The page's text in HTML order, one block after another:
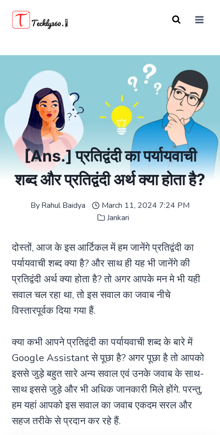
[Ans.] प्रतिद्वंदी का पर्यायवाची
शब्द और प्रतिद्वंदी अर्थ क्या होता है?
ByRahul Baidya
March 11, 2024 7:24 PM
Jankari
दोस्तों, आज के इस आर्टिकल में हम जानेंगे प्रतिद्वंदी का
पर्यायवाची शब्द क्या है? और साथ ही यह भी जानेंगे की
प्रतिद्वंदी अर्थ क्या होता है? तो अगर आपके मन मे भी यही
सवाल चल रहा था, तो इस सवाल का जवाब नीचे
विस्तारपूर्वक दिया गया हैं.
क्या कभी आपने प्रतिद्वंदी का पर्यायवाची शब्द के बारे में
Google Assistant से पूछा है? अगर पूछा है तो आपको
इससे जुड़े बहुत सारे अन्य सवाल एवं उनके जवाब के साथ-
साथ इससे जुड़े और भी अधिक जानकारी मिले होंगे. परन्तु,
हम यहां आपको इस सवाल का जवाब एकदम सरल और
सहज तरीके से प्रदान कर रहे हैं.